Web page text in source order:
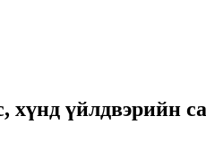
хүнд үйлдвэрийн